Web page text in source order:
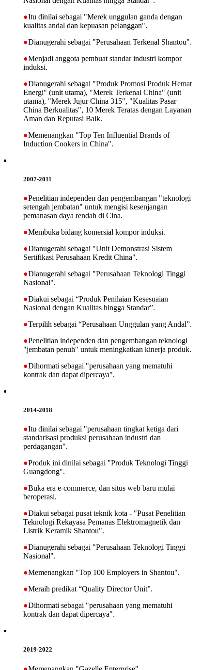
●Itu dinilai sebagai "Merek unggulan ganda dengan
kualitas andal dan kepuasan pelanggan".
●Dianugerahi sebagai "Perusahaan Terkenal Shantou".
●Menjadi anggota pembuat standar industri kompor
induksi.
●Dianugerahi sebagai "Produk Promosi Produk Hemat
Energi" (unit utama), "Merek Terkenal China" (unit
utama), "Merek Jujur China 315", "Kualitas Pasar
China Berkualitas", 10 Merek Teratas dengan Layanan
Aman dan Reputasi Baik.
●Memenangkan "Top Ten Influential Brands of
Induction Cookers in China".
2007-2011
●Penelitian independen dan pengembangan "teknologi
setengah jembatan" untuk mengisi kesenjangan
pemanasan daya rendah di Cina.
●Membuka bidang komersial kompor induksi.
●Dianugerahi sebagai "Unit Demonstrasi Sistem
Sertifikasi Perusahaan Kredit China".
●Dianugerahi sebagai "Perusahaan Teknologi Tinggi
Nasional".
●Diakui sebagai “Produk Penilaian Kesesuaian
Nasional dengan Kualitas hingga Standar”.
●Terpilih sebagai “Perusahaan Unggulan yang Andal”.
●Penelitian independen dan pengembangan teknologi
"jembatan penuh" untuk meningkatkan kinerja produk.
●Dihormati sebagai "perusahaan yang mematuhi
kontrak dan dapat dipercaya".
2014-2018
●Itu dinilai sebagai "perusahaan tingkat ketiga dari
standarisasi produksi perusahaan industri dan
perdagangan".
●Produk ini dinilai sebagai "Produk Teknologi Tinggi
Guangdong".
●Buka era e-commerce, dan situs web baru mulai
beroperasi.
●Diakui sebagai pusat teknik kota - "Pusat Penelitian
Teknologi Rekayasa Pemanas Elektromagnetik dan
Listrik Keramik Shantou".
●Dianugerahi sebagai "Perusahaan Teknologi Tinggi
Nasional".
●Memenangkan "Top 100 Employers in Shantou".
●Meraih predikat “Quality Director Unit”.
●Dihormati sebagai "perusahaan yang mematuhi
kontrak dan dapat dipercaya".
2019-2022